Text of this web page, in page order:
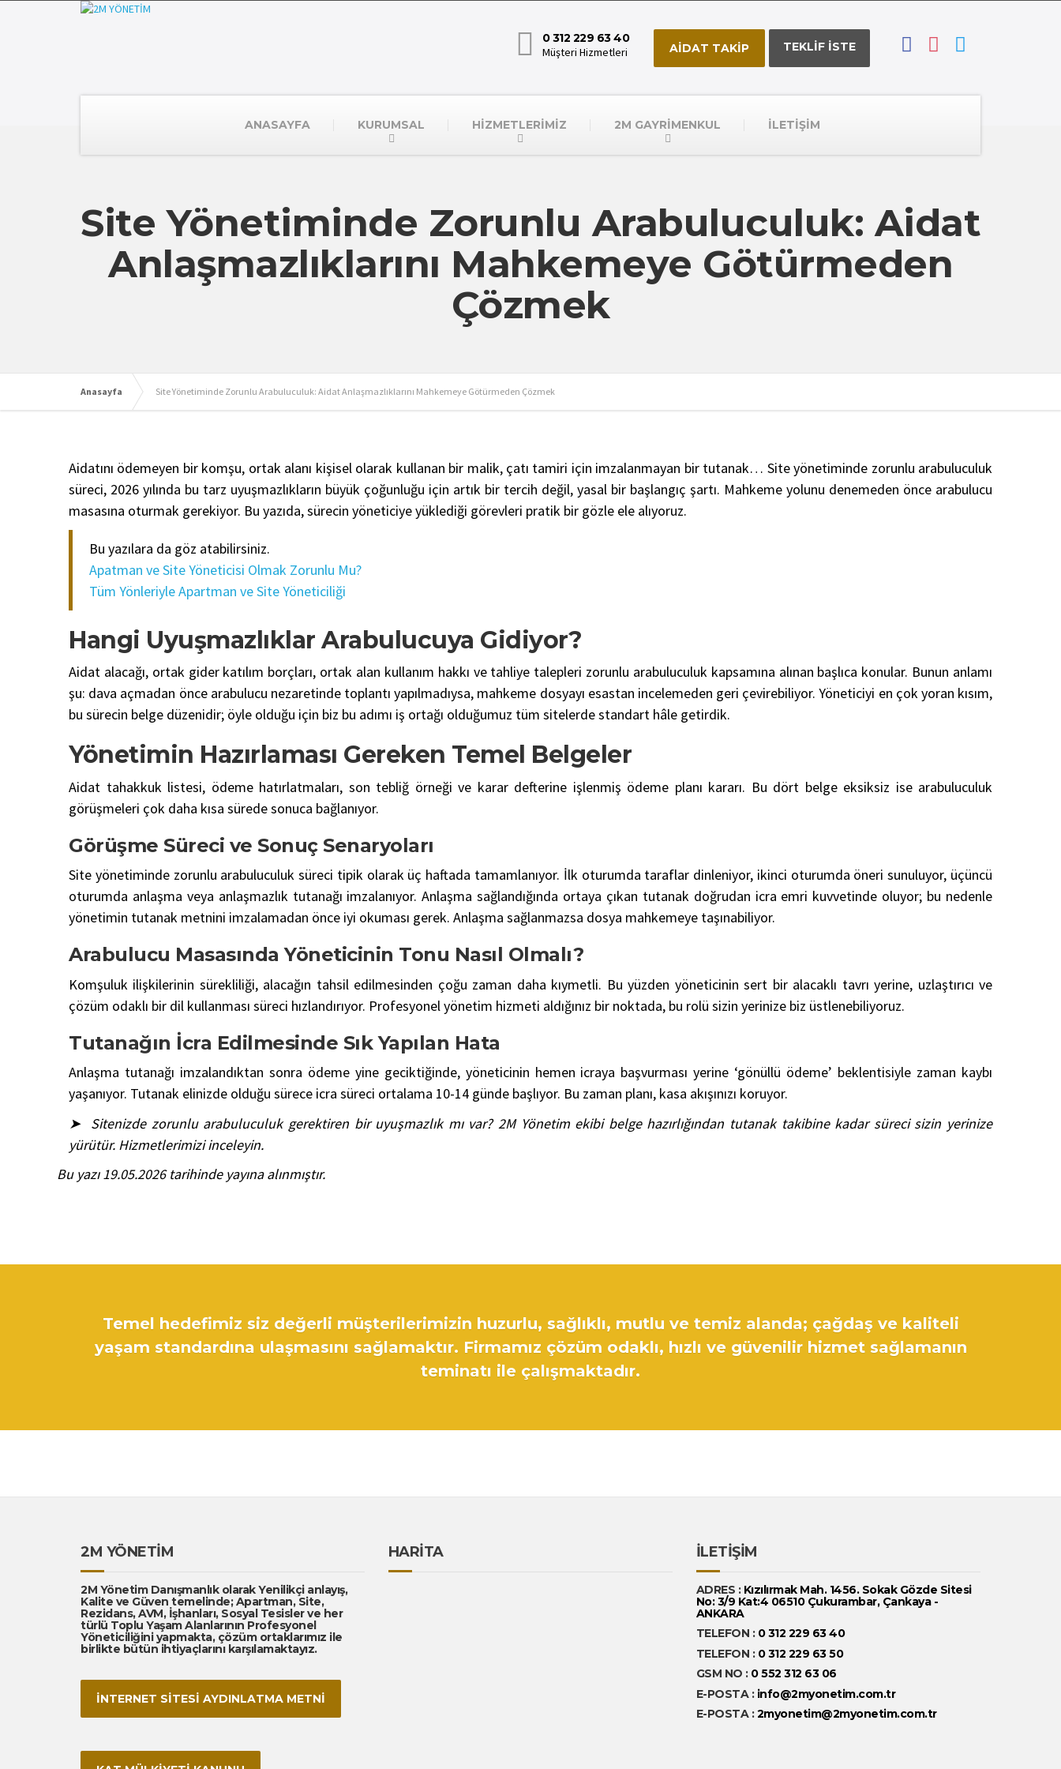
0 312 229 63 40
Müşteri Hizmetleri
AİDAT TAKİP TEKLİF İSTE
ANASAYFA KURUMSAL HİZMETLERİMİZ 2M GAYRİMENKUL İLETİŞİM
Site Yönetiminde Zorunlu Arabuluculuk: Aidat
Anlaşmazlıklarını Mahkemeye Götürmeden
Çözmek
Anasayfa Site Yönetiminde Zorunlu Arabuluculuk: Aidat Anlaşmazlıklarını Mahkemeye Götürmeden Çözmek
Aidatını ödemeyen bir komşu, ortak alanı kişisel olarak kullanan bir malik, çatı tamiri için imzalanmayan bir tutanak… Site yönetiminde zorunlu arabuluculuk
süreci, 2026 yılında bu tarz uyuşmazlıkların büyük çoğunluğu için artık bir tercih değil, yasal bir başlangıç şartı. Mahkeme yolunu denemeden önce arabulucu
masasına oturmak gerekiyor. Bu yazıda, sürecin yöneticiye yüklediği görevleri pratik bir gözle ele alıyoruz.
Bu yazılara da göz atabilirsiniz.
Apatman ve Site Yöneticisi Olmak Zorunlu Mu?
Tüm Yönleriyle Apartman ve Site Yöneticiliği
Hangi Uyuşmazlıklar Arabulucuya Gidiyor?
Aidat alacağı, ortak gider katılım borçları, ortak alan kullanım hakkı ve tahliye talepleri zorunlu arabuluculuk kapsamına alınan başlıca konular. Bunun anlamı
şu: dava açmadan önce arabulucu nezaretinde toplantı yapılmadıysa, mahkeme dosyayı esastan incelemeden geri çevirebiliyor. Yöneticiyi en çok yoran kısım,
bu sürecin belge düzenidir; öyle olduğu için biz bu adımı iş ortağı olduğumuz tüm sitelerde standart hâle getirdik.
Yönetimin Hazırlaması Gereken Temel Belgeler
Aidat tahakkuk listesi, ödeme hatırlatmaları, son tebliğ örneği ve karar defterine işlenmiş ödeme planı kararı. Bu dört belge eksiksiz ise arabuluculuk
görüşmeleri çok daha kısa sürede sonuca bağlanıyor.
Görüşme Süreci ve Sonuç Senaryoları
Site yönetiminde zorunlu arabuluculuk süreci tipik olarak üç haftada tamamlanıyor. İlk oturumda taraflar dinleniyor, ikinci oturumda öneri sunuluyor, üçüncü
oturumda anlaşma veya anlaşmazlık tutanağı imzalanıyor. Anlaşma sağlandığında ortaya çıkan tutanak doğrudan icra emri kuvvetinde oluyor; bu nedenle
yönetimin tutanak metnini imzalamadan önce iyi okuması gerek. Anlaşma sağlanmazsa dosya mahkemeye taşınabiliyor.
Arabulucu Masasında Yöneticinin Tonu Nasıl Olmalı?
Komşuluk ilişkilerinin sürekliliği, alacağın tahsil edilmesinden çoğu zaman daha kıymetli. Bu yüzden yöneticinin sert bir alacaklı tavrı yerine, uzlaştırıcı ve
çözüm odaklı bir dil kullanması süreci hızlandırıyor. Profesyonel yönetim hizmeti aldığınız bir noktada, bu rolü sizin yerinize biz üstlenebiliyoruz.
Tutanağın İcra Edilmesinde Sık Yapılan Hata
Anlaşma tutanağı imzalandıktan sonra ödeme yine geciktiğinde, yöneticinin hemen icraya başvurması yerine ‘gönüllü ödeme’ beklentisiyle zaman kaybı
yaşanıyor. Tutanak elinizde olduğu sürece icra süreci ortalama 10-14 günde başlıyor. Bu zaman planı, kasa akışınızı koruyor.
➤ Sitenizde zorunlu arabuluculuk gerektiren bir uyuşmazlık mı var? 2M Yönetim ekibi belge hazırlığından tutanak takibine kadar süreci sizin yerinize
yürütür. Hizmetlerimizi inceleyin.
Bu yazı 19.05.2026 tarihinde yayına alınmıştır.
Temel hedefimiz siz değerli müşterilerimizin huzurlu, sağlıklı, mutlu ve temiz alanda; çağdaş ve kaliteli
yaşam standardına ulaşmasını sağlamaktır. Firmamız çözüm odaklı, hızlı ve güvenilir hizmet sağlamanın
teminatı ile çalışmaktadır.
2M YÖNETİM
2M Yönetim Danışmanlık olarak Yenilikçi anlayış,
Kalite ve Güven temelinde; Apartman, Site,
Rezidans, AVM, İşhanları, Sosyal Tesisler ve her
türlü Toplu Yaşam Alanlarının Profesyonel
Yöneticiliğini yapmakta, çözüm ortaklarımız ile
birlikte bütün ihtiyaçlarını karşılamaktayız.
İNTERNET SİTESİ AYDINLATMA METNİ
HARİTA İLETİŞİM
ADRES : Kızılırmak Mah. 1456. Sokak Gözde Sitesi
No: 3/9 Kat:4 06510 Çukurambar, Çankaya -
ANKARA
TELEFON :0 312 229 63 40
TELEFON : 0 312 229 63 50
GSM NO : 0 552 312 63 06
E-POSTA : info@2myonetim.com.tr
E-POSTA :2myonetim@2myonetim.com.tr